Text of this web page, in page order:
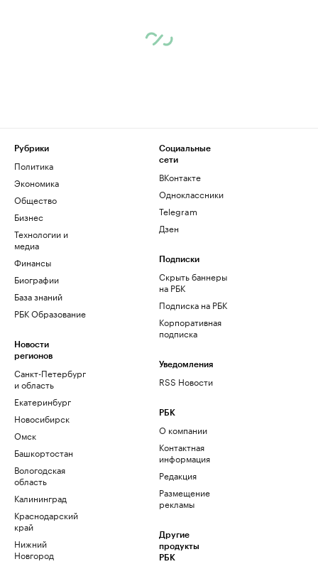
Рубрики
Политика
Экономика
Общество
Бизнес
Технологии и
медиа
Финансы
Биографии
База знаний
РБК Образование
Новости
регионов
Санкт-Петербург
и область
Екатеринбург
Новосибирск
Омск
Башкортостан
Вологодская
область
Калининград
Краснодарский
край
Нижний
Новгород
Социальные
сети
ВКонтакте
Одноклассники
Telegram
Дзен
Подписки
Скрыть баннеры
на РБК
Подписка на РБК
Корпоративная
подписка
Уведомления
RSS Новости
РБК
О компании
Контактная
информация
Редакция
Размещение
рекламы
Другие
продукты
РБК